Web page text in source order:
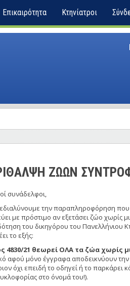
Επικαιρότητα Κτηνίατροι
ΖΩΩΝ
συνάδελφοι,
την παραπληροφόρηση
με πρόστιμο αν εξετάσει ζώο χωρίς
του δικηγόρου του Πανελλήνιου
το εξής:
4830/21 θεωρεί ΟΛΑ τα ζώα χωρίς
αφού μόνο έγγραφα αποδεικνύουν την
όχι επειδή το οδηγεί ή το παρκάρει
στο όνομά του!).